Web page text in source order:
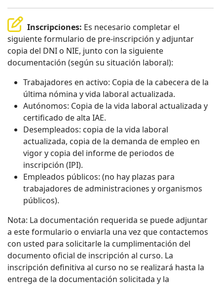
Inscripciones: Es necesario completar el
siguiente formulario de pre-inscripción y adjuntar
copia del DNI o NIE, junto con la siguiente
documentación (según su situación laboral):
Trabajadores en activo: Copia de la cabecera de la
última nómina y vida laboral actualizada.
Autónomos: Copia de la vida laboral actualizada y
certificado de alta IAE.
Desempleados: copia de la vida laboral
actualizada, copia de la demanda de empleo en
vigor y copia del informe de periodos de
inscripción (IPI).
Empleados públicos: (no hay plazas para
trabajadores de administraciones y organismos
públicos).
Nota: La documentación requerida se puede adjuntar
a este formulario o enviarla una vez que contactemos
con usted para solicitarle la cumplimentación del
documento oficial de inscripción al curso. La
inscripción definitiva al curso no se realizará hasta la
entrega de la documentación solicitada y la